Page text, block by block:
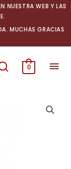
NUESTRA WEB Y LAS
MUCHAS GRACIAS
0